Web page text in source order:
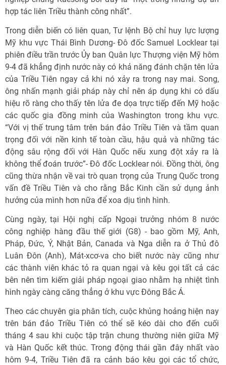
hợp tác liên Triều thành công nhất”.
Trong diễn biến có liên quan, Tư lệnh Bộ chỉ huy lực lượng
Mỹ khu vực Thái Bình Dương- Đô đốc Samuel Locklear tại
phiên điều trần trước Ủy ban Quân lực Thượng viện Mỹ hôm
9-4 đã khẳng định nước này có khả năng đánh chặn tên lửa
của Triều Tiên ngay cả khi nó xảy ra trong nay mai. Song,
ông nhấn mạnh giải pháp này chỉ nên áp dụng khi có dấu
hiệu rõ ràng cho thấy tên lửa đe dọa trực tiếp đến Mỹ hoặc
các quốc gia đồng minh của Washington trong khu vực.
“Với vị thế trung tâm trên bán đảo Triều Tiên và tầm quan
trọng đối với nền kinh tế toàn cầu, hậu quả và những tác
động sâu rộng đối với Hàn Quốc nếu xung đột xảy ra là
không thể đoán trước”- Đô đốc Locklear nói. Đồng thời, ông
cũng thừa nhận về vai trò quan trọng của Trung Quốc trong
vấn đề Triều Tiên và cho rằng Bắc Kinh cần sử dụng ảnh
hưởng của mình hơn nữa để xoa dịu tình hình.
Cùng ngày, tại Hội nghị cấp Ngoại trưởng nhóm 8 nước
công nghiệp hàng đầu thế giới (G8) - bao gồm Mỹ, Anh,
Pháp, Đức, Ý, Nhật Bản, Canada và Nga diễn ra ở Thủ đô
Luân Đôn (Anh), Mát-xcơ-va cho biết nước này cũng như
các thành viên khác tỏ ra quan ngại và kêu gọi tất cả các
bên nên tìm kiếm giải pháp ngoại giao nhằm hạ nhiệt tình
hình ngày càng căng thẳng ở khu vực Đông Bắc Á.
Theo các chuyên gia phân tích, cuộc khủng hoảng hiện nay
trên bán đảo Triều Tiên có thể sẽ kéo dài cho đến cuối
tháng 4 sau khi cuộc tập trận chung thường niên giữa Mỹ
và Hàn Quốc kết thúc. Trong động thái gần đây nhất vào
hôm 9-4, Triều Tiên đã ra cảnh báo kêu gọi các tổ chức,